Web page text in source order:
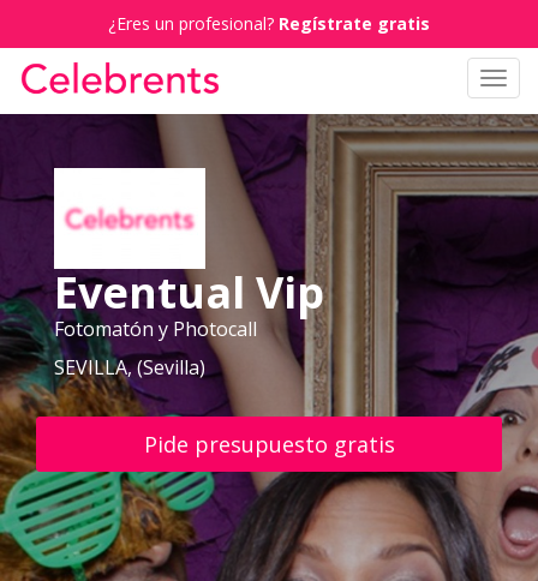
¿Eres un profesional? Regístrate gratis
Eventual Vip
Fotomatón y Photocall
SEVILLA, (Sevilla)
Pide presupuesto gratis